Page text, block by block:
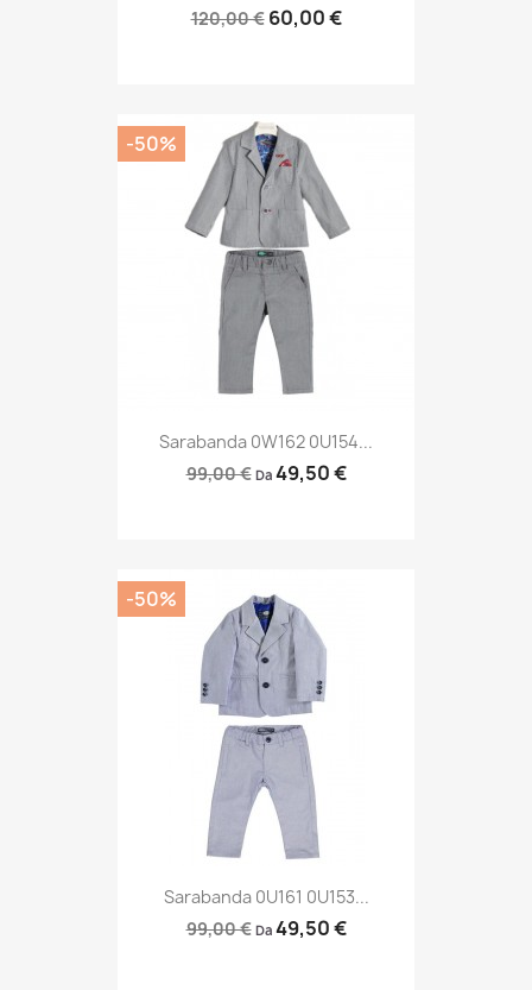
120,00 € 60,00 €
Sarabanda 0W162 0U154...
99,00 € Da 49,50 €
-50%
Sarabanda 0U161 0U153...
99,00 € Da 49,50 €
-50%